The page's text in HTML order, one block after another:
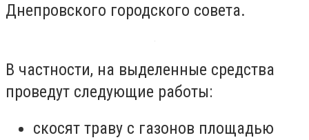
Днепровского городского совета.
В частности, на выделенные средства
проведут следующие работы:
скосят траву с газонов площадью